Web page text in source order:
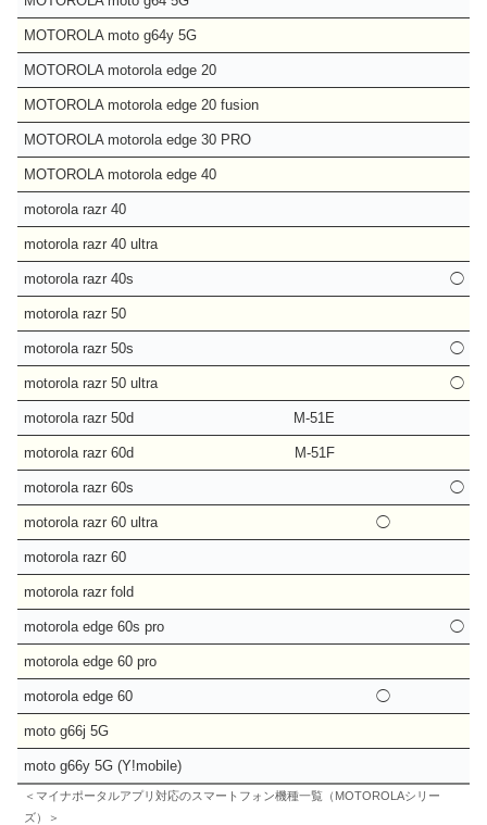
MOTOROLA moto g64y 5G
MOTOROLA motorola edge 20
MOTOROLA motorola edge 20 fusion
MOTOROLA motorola edge 30 PRO
MOTOROLA motorola edge 40
motorola razr 40
motorola razr 40 ultra
motorola razr 40s ◯
motorola razr 50
motorola razr 50s ◯
motorola razr 50 ultra ◯
motorola razr 50d M-51E
motorola razr 60d M-51F
motorola razr 60s ◯
motorola razr 60 ultra ◯
motorola razr 60
motorola razr fold
motorola edge 60s pro ◯
motorola edge 60 pro
motorola edge 60 ◯
moto g66j 5G
moto g66y 5G (Y!mobile)
＜マイナポータルアプリ対応のスマートフォン機種一覧（MOTOROLAシリー
ズ）＞